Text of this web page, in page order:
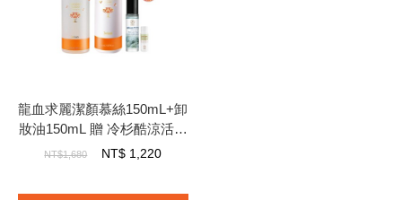
龍血求麗潔顏慕絲150mL+卸
妝油150mL 贈 冷杉酷涼活絡
精油滾珠9mL+卡姆果透亮保
NT$1,680 NT$ 1,220